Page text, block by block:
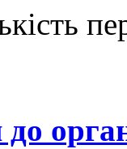
до